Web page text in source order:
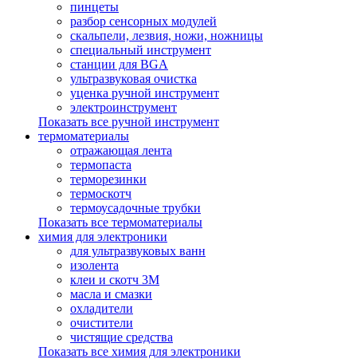
пинцеты
разбор сенсорных модулей
скальпели, лезвия, ножи, ножницы
специальный инструмент
станции для BGA
ультразвуковая очистка
уценка ручной инструмент
электроинструмент
Показать все ручной инструмент
термоматериалы
отражающая лента
термопаста
терморезинки
термоскотч
термоусадочные трубки
Показать все термоматериалы
химия для электроники
для ультразвуковых ванн
изолента
клеи и скотч 3М
масла и смазки
охладители
очистители
чистящие средства
Показать все химия для электроники